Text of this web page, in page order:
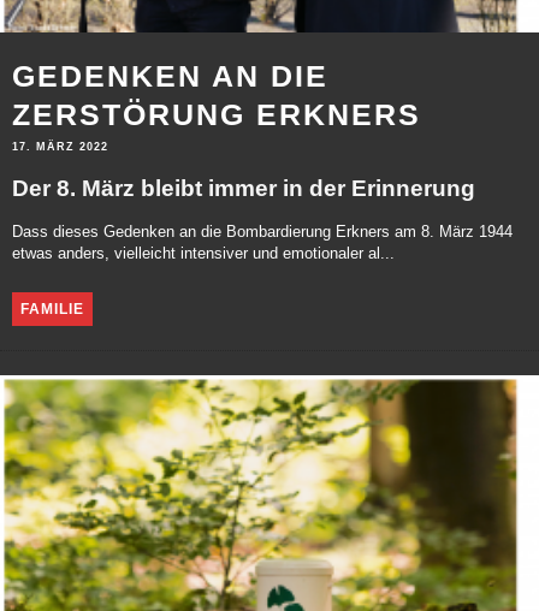
GEDENKEN AN DIE
ZERSTÖRUNG ERKNERS
17. MÄRZ 2022
Der 8. März bleibt immer in der Erinnerung
Dass dieses Gedenken an die Bombardierung Erkners am 8. März 1944
etwas anders, vielleicht intensiver und emotionaler al...
FAMILIE